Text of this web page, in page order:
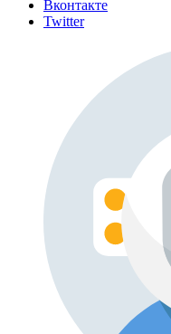
Вконтакте
Twitter